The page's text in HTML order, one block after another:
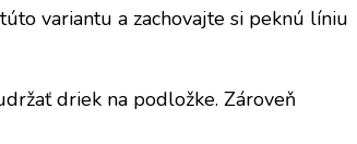
variantu a zachovajte si peknú líniu
driek na podložke. Zároveň